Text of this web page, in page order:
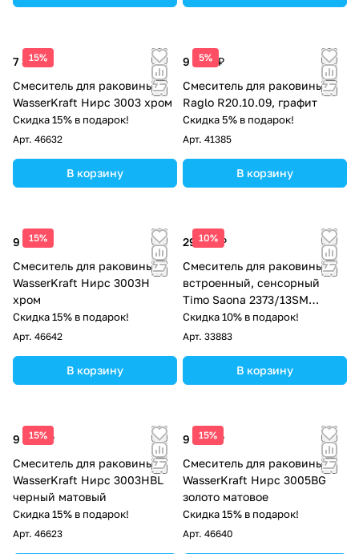
15%
7 390 ₽
Смеситель для раковины
WasserKraft Нирс 3003 хром
Скидка 15% в подарок!
Арт. 46632
В корзину
5%
9 800 ₽
Смеситель для раковины
Raglo R20.10.09, графит
Скидка 5% в подарок!
Арт. 41385
В корзину
15%
9 390 ₽
Смеситель для раковины
WasserKraft Нирс 3003H
хром
Скидка 15% в подарок!
Арт. 46642
В корзину
10%
29 712 ₽
Смеситель для раковины
встроенный, сенсорный
Timo Saona 2373/13SM
никель
Скидка 10% в подарок!
Арт. 33883
В корзину
15%
9 690 ₽
Смеситель для раковины
WasserKraft Нирс 3003HBL
черный матовый
Скидка 15% в подарок!
Арт. 46623
15%
9 690 ₽
Смеситель для раковины
WasserKraft Нирс 3005BG
золото матовое
Скидка 15% в подарок!
Арт. 46640